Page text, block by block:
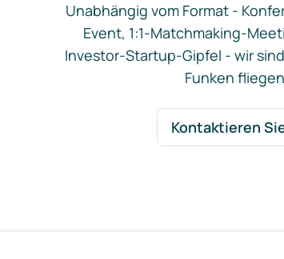
Unabhängig vom Format -
Event, 1:1-Matchmaking-
Investor-Startup-Gipfel - wir
Funken
Kontaktieren